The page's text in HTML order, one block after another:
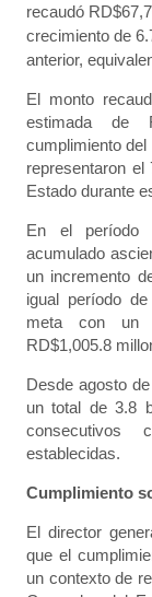
recaudó
crecimiento de
anterior,
El monto
estimada de
cumplimiento
representaron
Estado durante
En el período
acumulado
un incremento
igual período
meta con un
RD$1,005.8
Desde agosto
un total de 3.8
consecutivos
establecidas.
Cumplimiento
El director
que el
un contexto de